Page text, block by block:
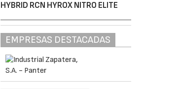
HYBRID RCN HYROX NITRO ELITE
EMPRESAS DESTACADAS